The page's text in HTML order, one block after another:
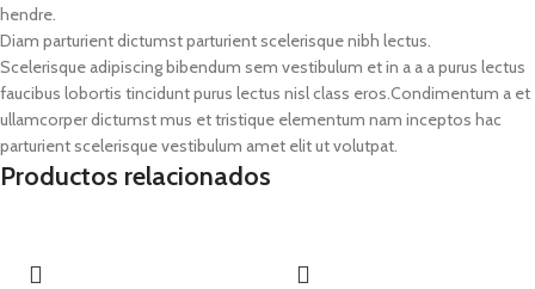
hendre.
Diam parturient dictumst parturient scelerisque nibh lectus.
Scelerisque adipiscing bibendum sem vestibulum et in a a a purus lectus
faucibus lobortis tincidunt purus lectus nisl class eros.Condimentum a et
ullamcorper dictumst mus et tristique elementum nam inceptos hac
parturient scelerisque vestibulum amet elit ut volutpat.
Productos relacionados